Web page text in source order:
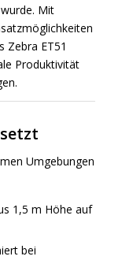
Mit
Zebra ET51
Produktivität
Umgebungen
1,5 m Höhe auf
bei